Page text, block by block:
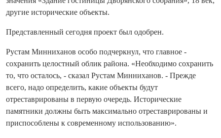
другие исторические объекты.
Представленный сегодня проект был одобрен.
Рустам Минниханов особо подчеркнул, что главное -
сохранить целостный облик района. «Необходимо сохранить
то, что осталось, - сказал Рустам Минниханов. - Прежде
всего, надо определить, какие объекты будут
отреставрированы в первую очередь. Исторические
памятники должны быть максимально отреставрированы и
приспособлены к современному использованию».